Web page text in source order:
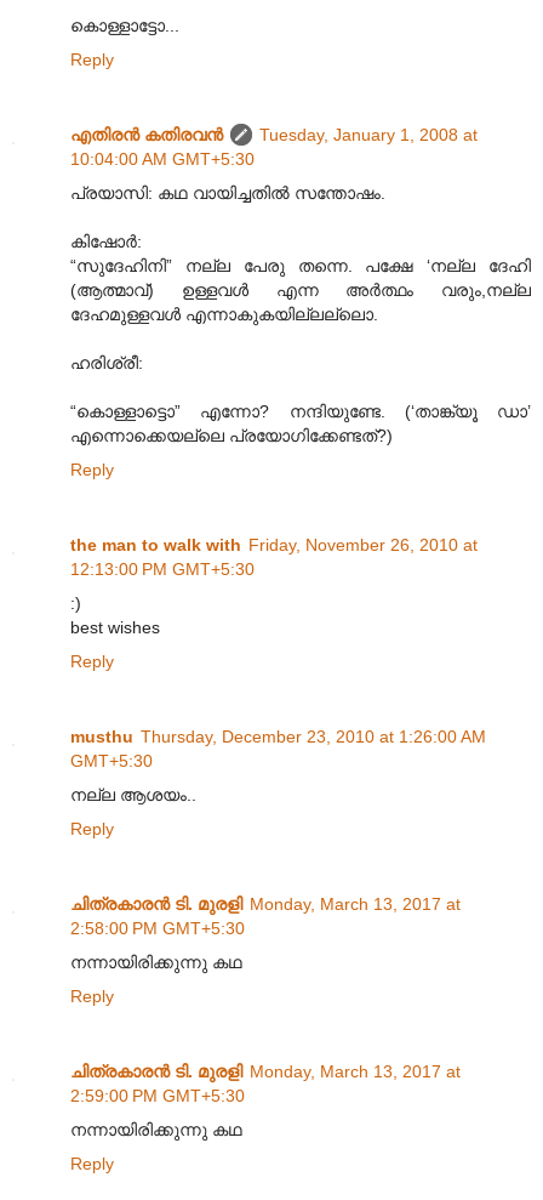
കൊള്ളാട്ടോ...
Reply
എതിരന്‍ കതിരവന്‍
Tuesday, January 1, 2008 at
10:04:00 AM GMT+5:30
പ്രയാസി: കഥ വായിച്ചതില്‍ സന്തോഷം.
കിഷോര്‍:
“സുദേഹിനി” നല്ല പേരു തന്നെ. പക്ഷേ ‘നല്ല ദേഹി
(ആത്മാവ്) ഉള്ളവള്‍ എന്ന അര്‍ത്ഥം വരും,നല്ല
ദേഹമുള്ളവള്‍ എന്നാകുകയില്ലല്ലൊ.
ഹരിശ്രീ:
“കൊള്ളാട്ടൊ” എന്നോ? നന്ദിയുണ്ടേ. (‘താങ്ക്യൂ ഡാ’
എന്നൊക്കെയല്ലെ പ്രയോഗിക്കേണ്ടത്?)
Reply
the man to walk with Friday, November 26, 2010 at
12:13:00 PM GMT+5:30
:)
best wishes
Reply
musthu Thursday, December 23, 2010 at 1:26:00 AM
GMT+5:30
നല്ല ആശയം..
Reply
ചിത്രകാരൻ ടി. മുരളി Monday, March 13, 2017 at
2:58:00 PM GMT+5:30
നന്നായിരിക്കുന്നു കഥ
Reply
ചിത്രകാരൻ ടി. മുരളി Monday, March 13, 2017 at
2:59:00 PM GMT+5:30
നന്നായിരിക്കുന്നു കഥ
Reply